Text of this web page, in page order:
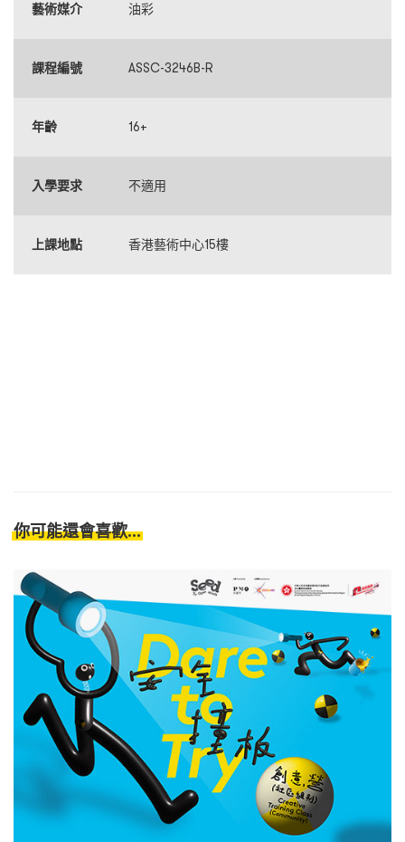
藝術媒介 油彩
課程編號 ASSC-3246B-R
年齡 16+
入學要求 不適用
上課地點 香港藝術中心15樓
你可能還會喜歡...